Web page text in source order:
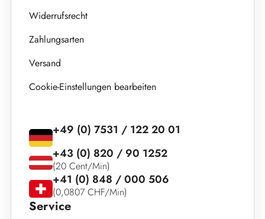
Widerrufsrecht
Zahlungsarten
Versand
Cookie-Einstellungen bearbeiten
Service
+49 (0) 7531 / 122 20 01
+43 (0) 820 / 90 1252
(20 Cent/Min)
+41 (0) 848 / 000 506
(0,0807 CHF/Min)